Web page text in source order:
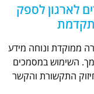
לארגון לספק
ממוקדת ונוחה מידע
השימוש במסמכים
התקשורת והקשר